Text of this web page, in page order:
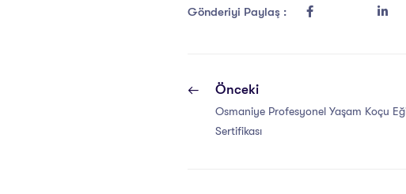
Gönderiyi Paylaş :
Önceki
Osmaniye Profesyonel Yaşam Koçu
Sertifikası